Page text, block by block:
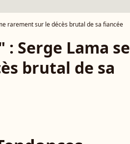
rarement sur le décès brutal de sa fiancée
Serge Lama se
brutal de sa